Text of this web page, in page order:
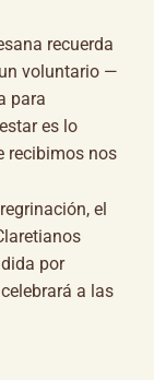
recuerda
voluntario —
para
es lo
recibimos nos
el
por
a las